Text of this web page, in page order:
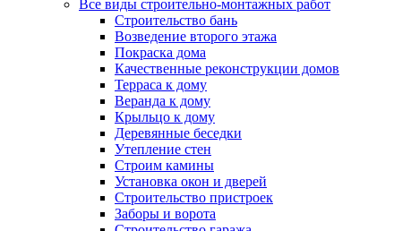
Все виды строительно-монтажных работ
Строительство бань
Возведение второго этажа
Покраска дома
Качественные реконструкции домов
Терраса к дому
Веранда к дому
Крыльцо к дому
Деревянные беседки
Утепление стен
Строим камины
Установка окон и дверей
Строительство пристроек
Заборы и ворота